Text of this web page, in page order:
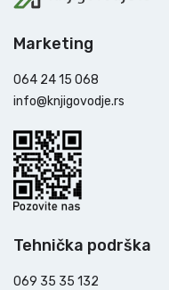
Marketing
064 24 15 068
info@knjigovodje.rs
Tehnička podrška
069 35 35 132